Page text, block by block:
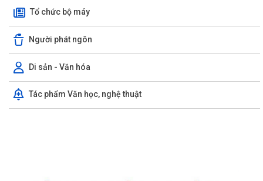
Tổ chức bộ máy
Người phát ngôn
Di sản - Văn hóa
Tác phẩm Văn học, nghệ thuật